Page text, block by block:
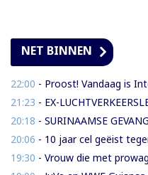
NET BINNEN
22:00 - Proost! Vandaag is
21:23 - EX-LUCHTVERKEERSLEIDER
20:18 - SURINAAMSE GEVANGENISEXPERTS
20:06 - 10 jaar cel geëist tegen hiv-positieve man voor
19:30 - Vrouw die met